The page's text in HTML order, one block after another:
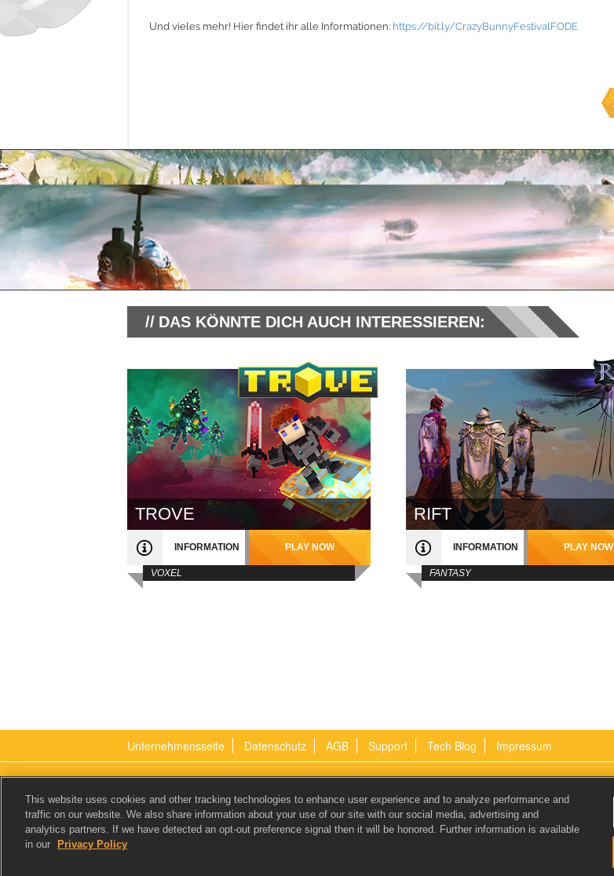
Und vieles mehr! Hier findet ihr alle Informationen: https://bit.ly/CrazyBunnyFestivalFODE
DAS KÖNNTE DICH AUCH INTERESSIEREN:
TROVE
INFORMATION PLAY NOW
VOXEL
RIFT
INFORMATION PLAY NOW
FANTASY
Unternehmensseite Datenschutz AGB Support Tech Blog Impressum
Behringstraße 16b
22765 Hamburg
Deutschland
Wolfgang Duhr
info@gamigo.com
This website uses cookies and other tracking technologies to enhance user experience and to analyze performance and
traffic on our website. We also share information about your use of our site with our social media, advertising and
analytics partners. If we have detected an opt-out preference signal then it will be honored. Further information is available
in our
Privacy Policy